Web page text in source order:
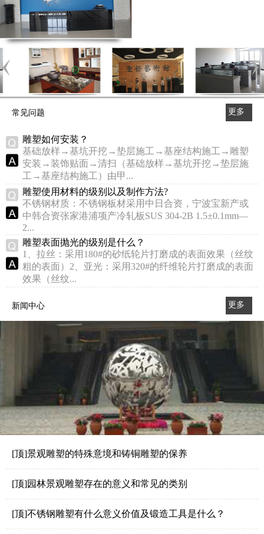
常见问题
更多
雕塑如何安装？
基础放样→基坑开挖→垫层施工→基座结构施工→雕塑
安装→装饰贴面→清扫（基础放样→基坑开挖→垫层施
工→基座结构施工）由甲...
雕塑使用材料的级别以及制作方法?
不锈钢材质：不锈钢板材采用中日合资，宁波宝新产或
中韩合资张家港浦项产冷轧板SUS 304-2B 1.5±0.1mm—
2...
雕塑表面抛光的级别是什么？
1、拉丝：采用180#的砂纸轮片打磨成的表面效果（丝纹
粗的表面）2、亚光：采用320#的纤维轮片打磨成的表面
效果（丝纹...
新闻中心
更多
>>
[顶]景观雕塑的特殊意境和铸铜雕塑的保养
[顶]园林景观雕塑存在的意义和常见的类别
[顶]不锈钢雕塑有什么意义价值及锻造工具是什么？